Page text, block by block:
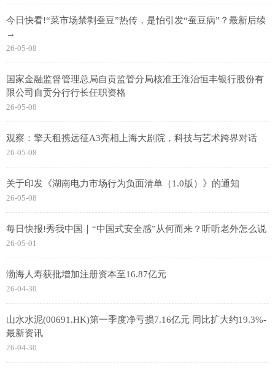
今日快看!“菜市场禁剥蚕豆”热传，是怕引发“蚕豆病”？最新后续
→
26-05-08
国家金融监督管理总局自贡监管分局核准王淮治恒丰银行股份有
限公司自贡分行行长任职资格
26-05-08
观察：擎天租携远征A3亮相上海大剧院，科技与艺术跨界对话
26-05-08
关于印发《湖南电力市场行为负面清单（1.0版）》的通知
26-05-08
每日快报!秀我中国｜“中国式安全感”从何而来？听听老外怎么说
26-05-01
渤海人寿获批增加注册资本至16.87亿元
26-04-30
山水水泥(00691.HK)第一季度净亏损7.16亿元 同比扩大约19.3%-
最新资讯
26-04-30